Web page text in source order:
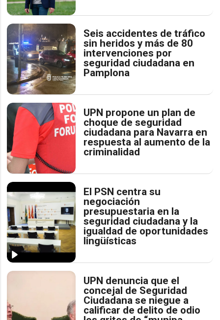
Seis accidentes de tráfico
sin heridos y más de 80
intervenciones por
seguridad ciudadana en
Pamplona
UPN propone un plan de
choque de seguridad
ciudadana para Navarra en
respuesta al aumento de la
criminalidad
El PSN centra su
negociación
presupuestaria en la
seguridad ciudadana y la
igualdad de oportunidades
lingüísticas
UPN denuncia que el
concejal de Seguridad
Ciudadana se niegue a
calificar de delito de odio